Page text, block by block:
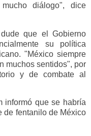
diálogo", dice
que el Gobierno
su política
"México siempre
muchos sentidos", por
y de combate al
informó que se habría
de fentanilo de México